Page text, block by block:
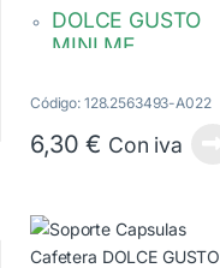
DOLCE GUSTO
MINI ME
DELONGHI,
Color Gris
DOLCE GUSTO.
KP120 DELONGUI
Código: 128.2563493-A022
6,30€ Con iva